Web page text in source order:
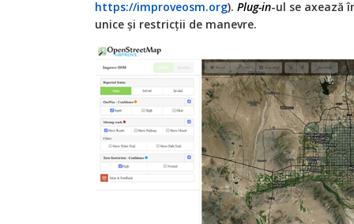
https://improveosm.org). Plug-in-ul se axează
unice și restricții de manevre.